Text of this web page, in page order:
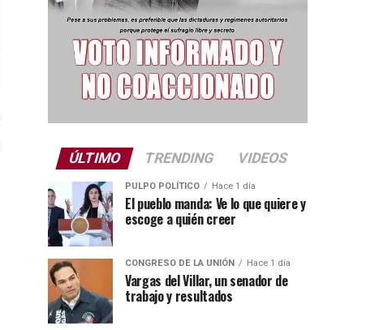
ÚLTIMO TRENDING VIDEOS
PULPO POLÍTICO Hace 1 día
El pueblo manda: Ve lo que quiere y
escoge a quién creer
CONGRESO DE LA UNIÓN Hace 1 día
Vargas del Villar, un senador de
trabajo y resultados